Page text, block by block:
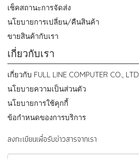
เช็คสถานะการจัดส่ง
นโยบายการเปลี่ยน/คืนสินค้า
ขายสินค้ากับเรา
เกี่ยวกับเรา
เกี่ยวกับ FULL LINE COMPUTER CO., LTD
นโยบายความเป็นส่วนตัว
นโยบายการใช้คุกกี้
ข้อกำหนดของการบริการ
ลงทะเบียนเพื่อรับข่าวสารจากเรา